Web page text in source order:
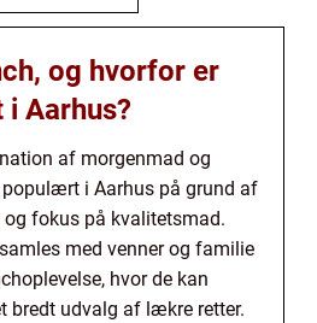
og hvorfor er
Aarhus?
af morgenmad og
i Aarhus på grund af
fokus på kvalitetsmad.
med venner og familie
hvor de kan
bredt udvalg af lækre retter.